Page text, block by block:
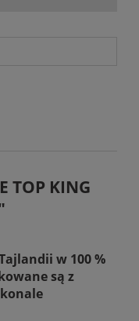
płatności
TOP KING
w 100 %
są z